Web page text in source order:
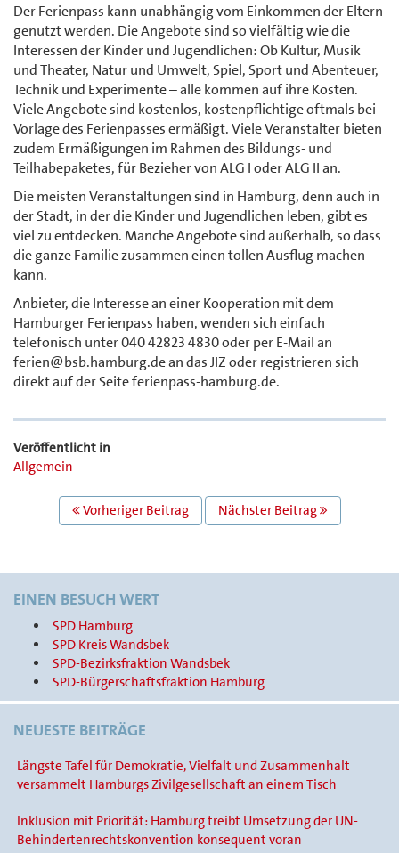
Der Ferienpass kann unabhängig vom Einkommen der Eltern
genutzt werden. Die Angebote sind so vielfältig wie die
Interessen der Kinder und Jugendlichen: Ob Kultur, Musik
und Theater, Natur und Umwelt, Spiel, Sport und Abenteuer,
Technik und Experimente – alle kommen auf ihre Kosten.
Viele Angebote sind kostenlos, kostenpflichtige oftmals bei
Vorlage des Ferienpasses ermäßigt. Viele Veranstalter bieten
zudem Ermäßigungen im Rahmen des Bildungs- und
Teilhabepaketes, für Bezieher von ALG I oder ALG II an.
Die meisten Veranstaltungen sind in Hamburg, denn auch in
der Stadt, in der die Kinder und Jugendlichen leben, gibt es
viel zu entdecken. Manche Angebote sind außerhalb, so dass
die ganze Familie zusammen einen tollen Ausflug machen
kann.
Anbieter, die Interesse an einer Kooperation mit dem
Hamburger Ferienpass haben, wenden sich einfach
telefonisch unter 040 42823 4830 oder per E-Mail an
ferien@bsb.hamburg.de an das JIZ oder registrieren sich
direkt auf der Seite ferienpass-hamburg.de.
Veröffentlicht in
Allgemein
BEITRAGS
NAVIGATION
Vorheriger Beitrag Nächster Beitrag
EINEN BESUCH WERT
SPD Hamburg
SPD Kreis Wandsbek
SPD-Bezirksfraktion Wandsbek
SPD-Bürgerschaftsfraktion Hamburg
NEUESTE BEITRÄGE
Längste Tafel für Demokratie, Vielfalt und Zusammenhalt
versammelt Hamburgs Zivilgesellschaft an einem Tisch
Inklusion mit Priorität: Hamburg treibt Umsetzung der UN-
Behindertenrechtskonvention konsequent voran